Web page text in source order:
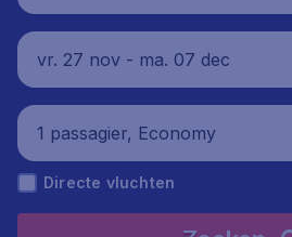
king Capital), China
vr. 27 nov - ma. 07 dec
1 passagier, Economy
Directe vluchten